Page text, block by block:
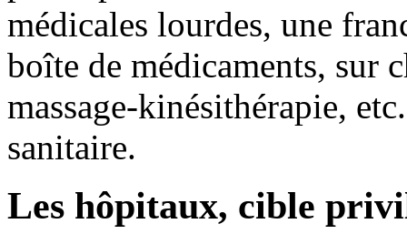
médicales lourdes, une
boîte de médicaments, sur
massage-kinésithérapie,
sanitaire.
Les hôpitaux, cible